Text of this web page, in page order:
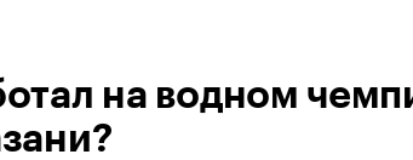
на водном